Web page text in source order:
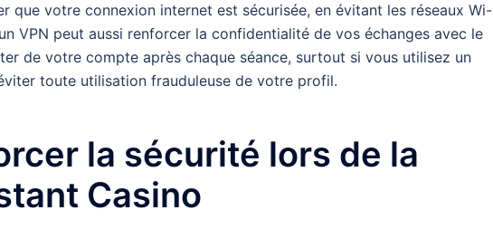
que votre connexion internet est sécurisée, en évitant les réseaux Wi-
VPN peut aussi renforcer la confidentialité de vos échanges avec le
de votre compte après chaque séance, surtout si vous utilisez un
toute utilisation frauduleuse de votre profil.
la sécurité lors de la
Casino